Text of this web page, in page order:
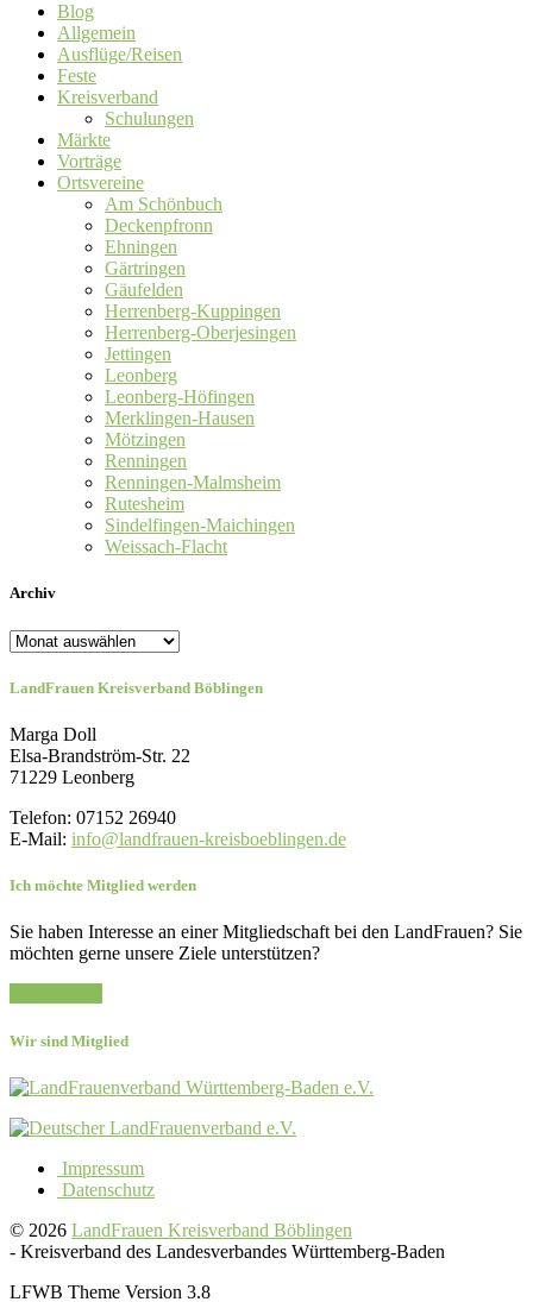
Blog
Allgemein
Ausflüge/Reisen
Feste
Kreisverband
Schulungen
Märkte
Vorträge
Ortsvereine
Am Schönbuch
Deckenpfronn
Ehningen
Gärtringen
Gäufelden
Herrenberg-Kuppingen
Herrenberg-Oberjesingen
Jettingen
Leonberg
Leonberg-Höfingen
Merklingen-Hausen
Mötzingen
Renningen
Renningen-Malmsheim
Rutesheim
Sindelfingen-Maichingen
Weissach-Flacht
Archiv
Archiv
LandFrauen Kreisverband Böblingen
Marga Doll
Elsa-Brandström-Str. 22
71229 Leonberg
Telefon: 07152 26940
E-Mail: info@landfrauen-kreisboeblingen.de
Ich möchte Mitglied werden
Sie haben Interesse an einer Mitgliedschaft bei den LandFrauen? Sie
möchten gerne unsere Ziele unterstützen?
Wir sind Mitglied
Impressum
Datenschutz
© 2026 LandFrauen Kreisverband Böblingen
- Kreisverband des Landesverbandes Württemberg-Baden
LFWB Theme Version 3.8